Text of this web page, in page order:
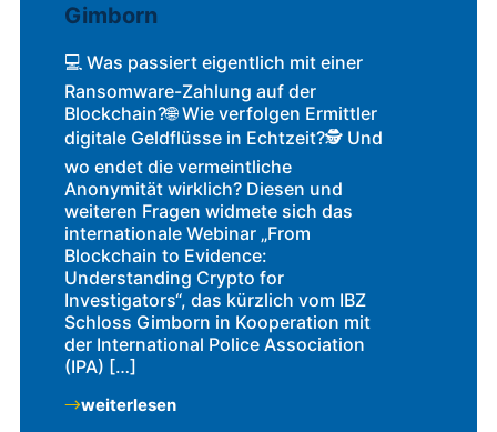
Gimborn
💻 Was passiert eigentlich mit einer
Ransomware-Zahlung auf der
Blockchain?🌐 Wie verfolgen Ermittler
digitale Geldflüsse in Echtzeit?🕵️ Und
wo endet die vermeintliche
Anonymität wirklich? Diesen und
weiteren Fragen widmete sich das
internationale Webinar „From
Blockchain to Evidence:
Understanding Crypto for
Investigators“, das kürzlich vom IBZ
Schloss Gimborn in Kooperation mit
der International Police Association
(IPA) […]
weiterlesen